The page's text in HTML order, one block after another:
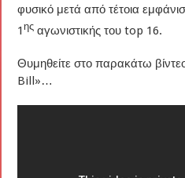
φυσικό μετά από τέτοια
1ης αγωνιστικής του top 16.
Θυμηθείτε στο παρακάτω
Bill»…